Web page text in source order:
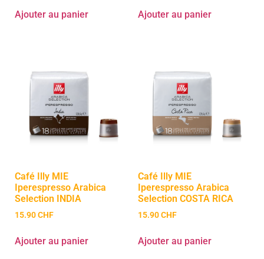
Ajouter au panier Ajouter au panier
Café Illy MIE
Iperespresso Arabica
Selection INDIA
15.90CHF
Ajouter au panier
Café Illy MIE
Iperespresso Arabica
Selection COSTA RICA
15.90CHF
Ajouter au panier